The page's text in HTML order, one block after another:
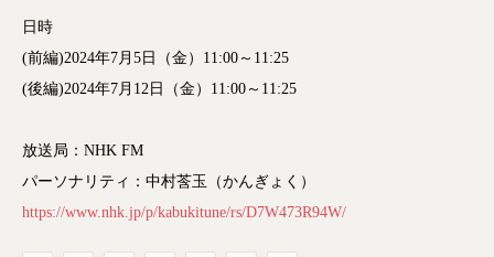
日時
(前編)2024年7月5日（金）11:00～11:25
(後編)2024年7月12日（金）11:00～11:25
放送局：NHK FM
パーソナリティ：中村莟玉（かんぎょく）
https://www.nhk.jp/p/kabukitune/rs/D7W473R94W/